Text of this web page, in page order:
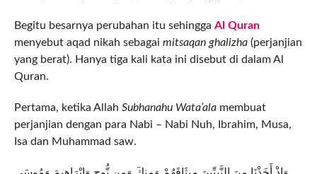
Begitu besarnya perubahan itu sehingga Al Quran
menyebut aqad nikah sebagai mitsaqan ghalizha(perjanjian
yang berat). Hanya tiga kali kata ini disebut di dalam Al
Quran.
Pertama, ketika Allah Subhanahu Wata’alamembuat
perjanjian dengan para Nabi – Nabi Nuh, Ibrahim, Musa,
Isa dan Muhammad saw.